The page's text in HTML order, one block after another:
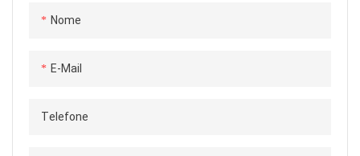
Nome
E-Mail
Telefone